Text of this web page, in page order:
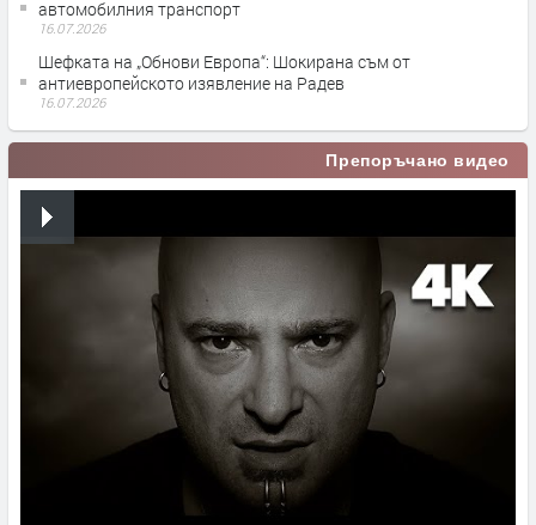
автомобилния транспорт
16.07.2026
Шефката на „Обнови Европа“: Шокирана съм от
антиевропейското изявление на Радев
16.07.2026
Препоръчано видео